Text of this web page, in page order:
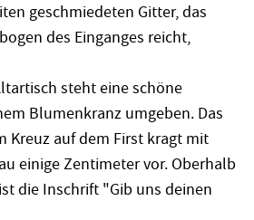
geschmiedeten Gitter, das
des Einganges reicht,
steht eine schöne
Blumenkranz umgeben. Das
Kreuz auf dem First kragt mit
einige Zentimeter vor. Oberhalb
die Inschrift "Gib uns deinen